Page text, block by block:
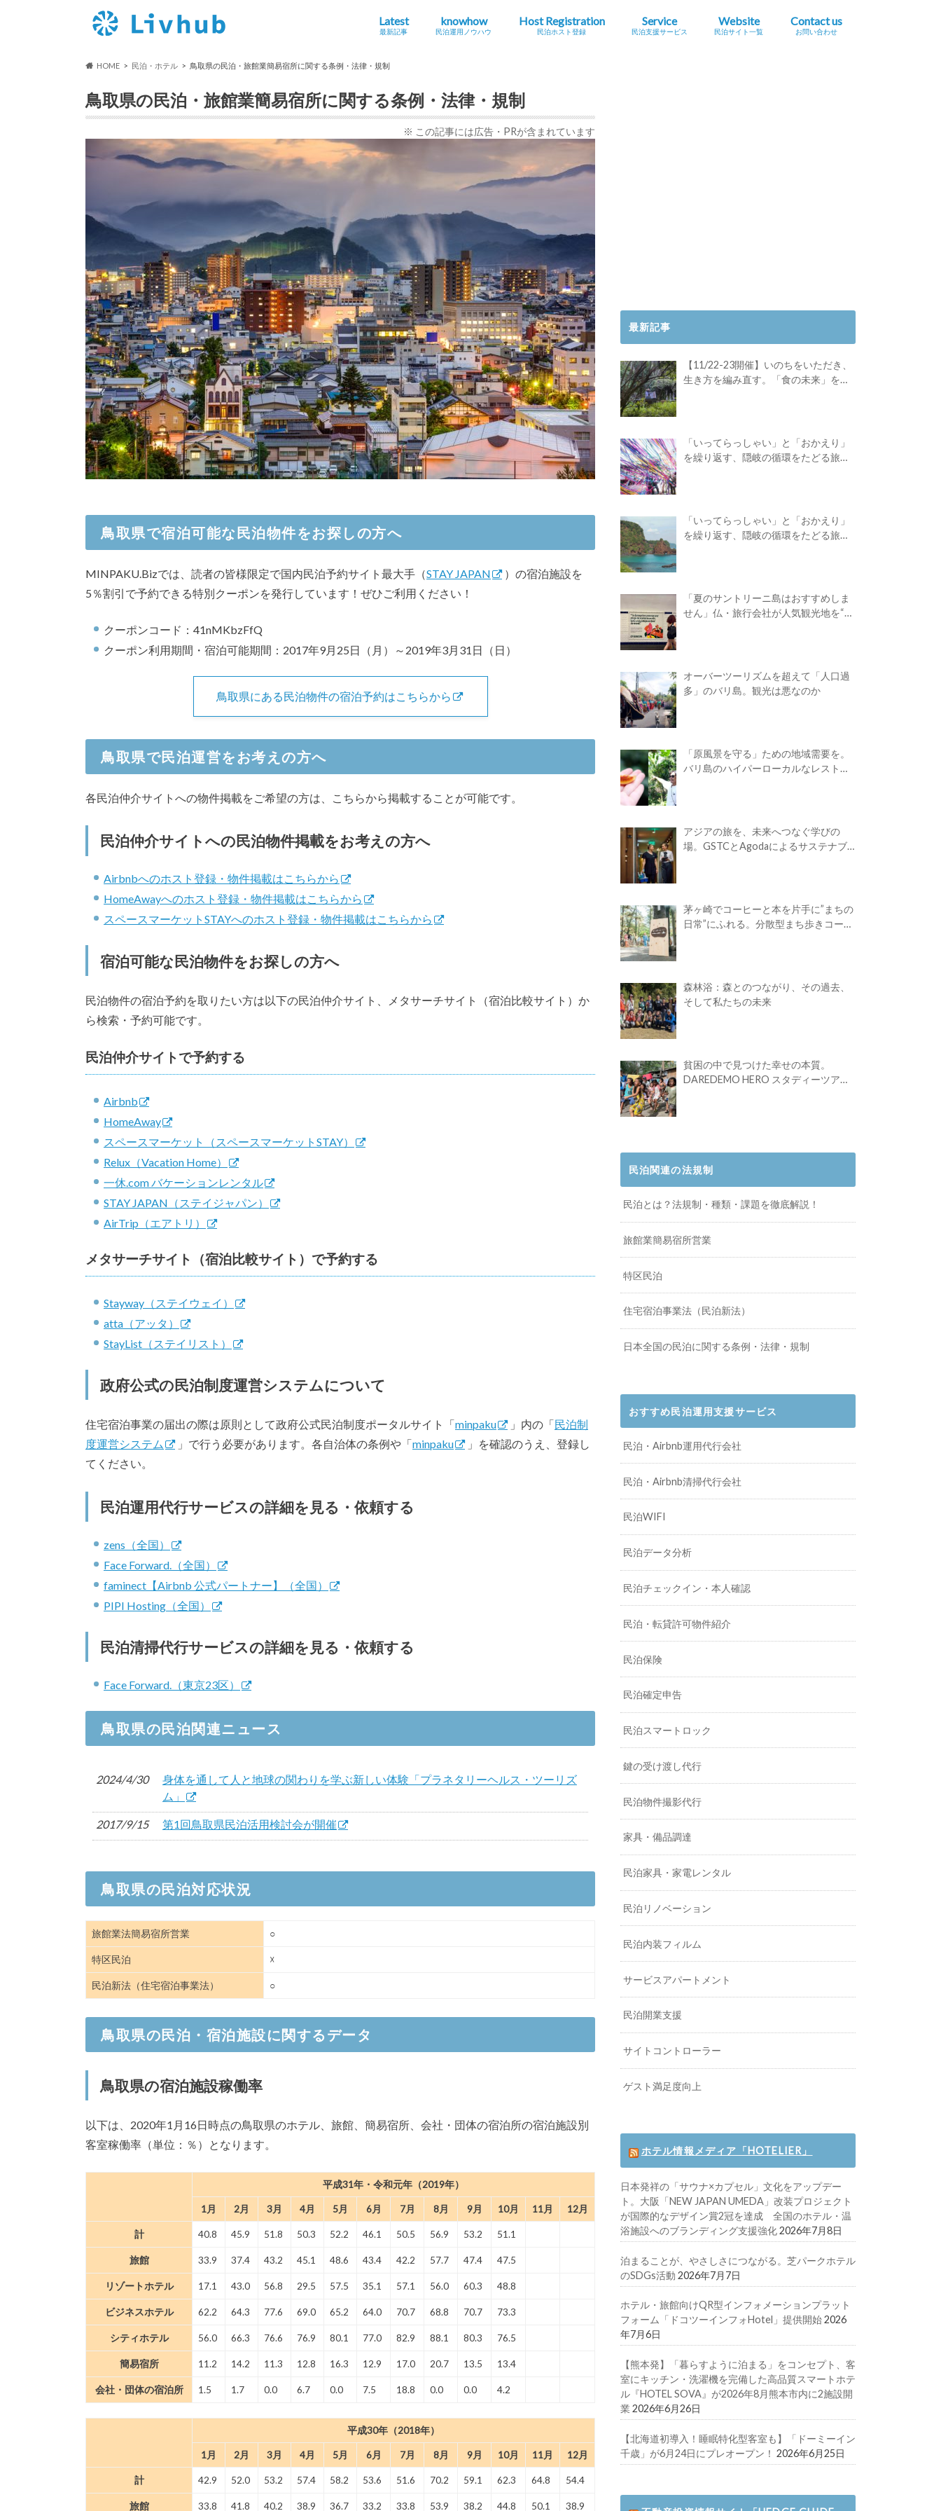
Latest
最新記事
knowhow
民泊運用ノウハウ
Host Registration
民泊ホスト登録
Service
民泊支援サービス
Website
民泊サイト一覧
Contact us
お問い合わせ
HOME 民泊・ホテル 鳥取県の民泊・旅館業簡易宿所に関する条例・法律・規制
鳥取県の民泊・旅館業簡易宿所に関する条例・法律・規制
※ この記事には広告・PRが含まれています
鳥取県で宿泊可能な民泊物件をお探しの方へ
MINPAKU.Bizでは、読者の皆様限定で国内民泊予約サイト最大手（STAY JAPAN
）の宿泊施設を
5％割引で予約できる特別クーポンを発行しています！ぜひご利用ください！
クーポンコード：41nMKbzFfQ
クーポン利用期間・宿泊可能期間：2017年9月25日（月）～2019年3月31日（日）
鳥取県にある民泊物件の宿泊予約はこちらから
鳥取県で民泊運営をお考えの方へ
各民泊仲介サイトへの物件掲載をご希望の方は、こちらから掲載することが可能です。
民泊仲介サイトへの民泊物件掲載をお考えの方へ
Airbnbへのホスト登録・物件掲載はこちらから
HomeAwayへのホスト登録・物件掲載はこちらから
スペースマーケットSTAYへのホスト登録・物件掲載はこちらから
宿泊可能な民泊物件をお探しの方へ
民泊物件の宿泊予約を取りたい方は以下の民泊仲介サイト、メタサーチサイト（宿泊比較サイト）か
ら検索・予約可能です。
民泊仲介サイトで予約する
Airbnb
HomeAway
スペースマーケット（スペースマーケットSTAY）
Relux（Vacation Home）
一休.com バケーションレンタル
STAY JAPAN（ステイジャパン）
AirTrip（エアトリ）
メタサーチサイト（宿泊比較サイト）で予約する
Stayway（ステイウェイ）
atta（アッタ）
StayList（ステイリスト）
政府公式の民泊制度運営システムについて
住宅宿泊事業の届出の際は原則として政府公式民泊制度ポータルサイト「minpaku 」内の「民泊制
度運営システム
」で行う必要があります。各自治体の条例や「minpaku
」を確認のうえ、登録し
てください。
民泊運用代行サービスの詳細を見る・依頼する
zens（全国）
Face Forward.（全国）
faminect【Airbnb 公式パートナー】（全国）
PIPI Hosting（全国）
民泊清掃代行サービスの詳細を見る・依頼する
Face Forward.（東京23区）
鳥取県の民泊関連ニュース
2024/4/30
身体を通して人と地球の関わりを学ぶ新しい体験「プラネタリーヘルス・ツーリズ
ム」
2017/9/15 第1回鳥取県民泊活用検討会が開催
鳥取県の民泊対応状況
旅館業法簡易宿所営業 ○
特区民泊 ☓
民泊新法（住宅宿泊事業法） ○
鳥取県の民泊・宿泊施設に関するデータ
鳥取県の宿泊施設稼働率
以下は、2020年1月16日時点の鳥取県のホテル、旅館、簡易宿所、会社・団体の宿泊所の宿泊施設別
客室稼働率（単位：％）となります。
平成31年・令和元年（2019年）
1月 2月 3月 4月 5月 6月 7月 8月 9月 10月 11月 12月
計 40.8 45.9 51.8 50.3 52.2 46.1 50.5 56.9 53.2 51.1
旅館 33.9 37.4 43.2 45.1 48.6 43.4 42.2 57.7 47.4 47.5
リゾートホテル 17.1 43.0 56.8 29.5 57.5 35.1 57.1 56.0 60.3 48.8
ビジネスホテル 62.2 64.3 77.6 69.0 65.2 64.0 70.7 68.8 70.7 73.3
シティホテル 56.0 66.3 76.6 76.9 80.1 77.0 82.9 88.1 80.3 76.5
簡易宿所 11.2 14.2 11.3 12.8 16.3 12.9 17.0 20.7 13.5 13.4
会社・団体の宿泊所 1.5 1.7 0.0 6.7 0.0 7.5 18.8 0.0 0.0 4.2
平成30年（2018年）
1月 2月 3月 4月 5月 6月 7月 8月 9月 10月 11月 12月
計 42.9 52.0 53.2 57.4 58.2 53.6 51.6 70.2 59.1 62.3 64.8 54.4
旅館 33.8 41.8 40.2 38.9 36.7 33.2 33.8 53.9 38.2 44.8 50.1 38.9
最新記事
【11/22-23開催】いのちをいただき、
生き方を編み直す。「食の未来」を対
「いってらっしゃい」と「おかえり」
を繰り返す、隠岐の循環をたどる旅
「いってらっしゃい」と「おかえり」
を繰り返す、隠岐の循環をたどる旅
「夏のサントリーニ島はおすすめしま
せん」仏・旅行会社が人気観光地を“デ
オーバーツーリズムを超えて「人口過
多」のバリ島。観光は悪なのか
「原風景を守る」ための地域需要を。
バリ島のハイパーローカルなレストラ
アジアの旅を、未来へつなぐ学びの
場。GSTCとAgodaによるサステナブ
茅ヶ崎でコーヒーと本を片手に”まちの
日常”にふれる。分散型まち歩きコーヒ
森林浴：森とのつながり、その過去、
そして私たちの未来
貧困の中で見つけた幸せの本質。
DAREDEMO HERO スタディーツアー
民泊関連の法規制
民泊とは？法規制・種類・課題を徹底解説！
旅館業簡易宿所営業
特区民泊
住宅宿泊事業法（民泊新法）
日本全国の民泊に関する条例・法律・規制
おすすめ民泊運用支援サービス
民泊・Airbnb運用代行会社
民泊・Airbnb清掃代行会社
民泊WIFI
民泊データ分析
民泊チェックイン・本人確認
民泊・転貸許可物件紹介
民泊保険
民泊確定申告
民泊スマートロック
鍵の受け渡し代行
民泊物件撮影代行
家具・備品調達
民泊家具・家電レンタル
民泊リノベーション
民泊内装フィルム
サービスアパートメント
民泊開業支援
サイトコントローラー
ゲスト満足度向上
ホテル情報メディア「HOTELIER」
日本発祥の「サウナ×カプセル」文化をアップデー
ト。大阪「NEW JAPAN UMEDA」改装プロジェクト
が国際的なデザイン賞2冠を達成 全国のホテル・温
浴施設へのブランディング支援強化2026年7月8日
泊まることが、やさしさにつながる。芝パークホテル
のSDGs活動 2026年7月7日
ホテル・旅館向けQR型インフォメーションプラット
フォーム「ドコツーインフォHotel」提供開始2026
年7月6日
【熊本発】「暮らすように泊まる」をコンセプト、客
室にキッチン・洗濯機を完備した高品質スマートホテ
ル『HOTEL SOVA』が2026年8月熊本市内に2施設開
業 2026年6月26日
【北海道初導入！睡眠特化型客室も】「ドーミーイン
千歳」が6月24日にプレオープン！ 2026年6月25日